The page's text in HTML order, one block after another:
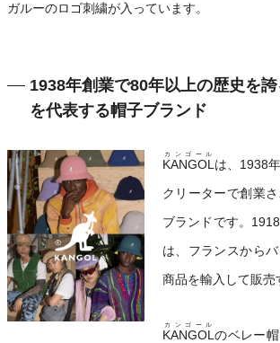
ガルーのロゴ刺繍が入っています。
1938年創業で80年以上の歴史を
を代表する帽子ブランド
KANGOL
カンゴール
は、1938
クリーターで創業
ブランドです。
は、フランスから
商品を輸入して販売
KANGOL
カンゴール
のベレー